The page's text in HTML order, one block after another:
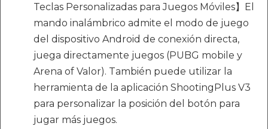
Teclas Personalizadas para Juegos Móviles】El
mando inalámbrico admite el modo de juego
del dispositivo Android de conexión directa,
juega directamente juegos (PUBG mobile y
Arena of Valor). También puede utilizar la
herramienta de la aplicación ShootingPlus V3
para personalizar la posición del botón para
jugar más juegos.